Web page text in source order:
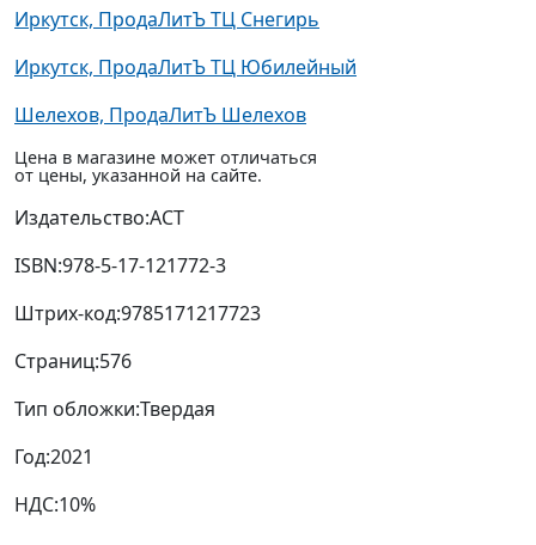
Иркутск, ПродаЛитЪ ТЦ Снегирь
Иркутск, ПродаЛитЪ ТЦ Юбилейный
Шелехов, ПродаЛитЪ Шелехов
Цена в магазине может отличаться
от цены, указанной на сайте.
Издательство:АСТ
ISBN:978-5-17-121772-3
Штрих-код:9785171217723
Страниц:576
Тип обложки:Твердая
Год:2021
НДС:10%